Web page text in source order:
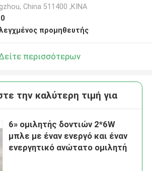
China 511400 ,ΚΙΝΑ
προμηθευτής
περισσότερων
την καλύτερη τιμή για
6» ομιλητής δοντιών 2*6W
μπλε με έναν ενεργό και έναν
ενεργητικό ανώτατο ομιλητή